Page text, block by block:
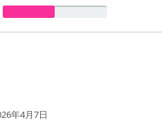
年4月7日